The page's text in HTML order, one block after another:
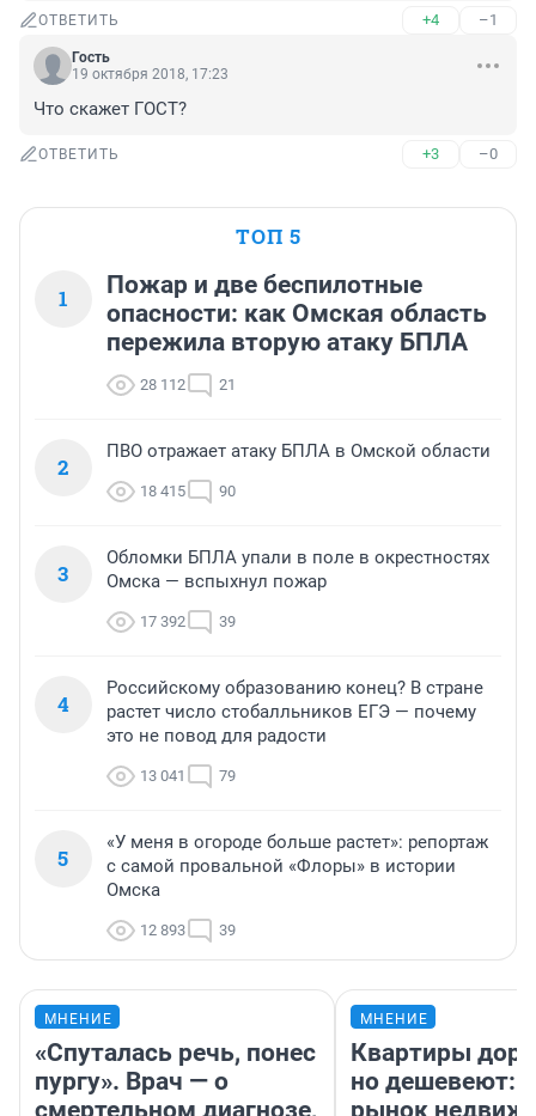
ОТВЕТИТЬ +4 –1
Гость
19 октября 2018, 17:23
Что скажет ГОСТ?
ОТВЕТИТЬ +3 –0
ТОП 5
1
Пожар и две беспилотные
опасности: как Омская область
пережила вторую атаку БПЛА
28 112 21
2
ПВО отражает атаку БПЛА в Омской области
18 415 90
3
Обломки БПЛА упали в поле в окрестностях
Омска — вспыхнул пожар
17 392 39
4
Российскому образованию конец? В стране
растет число стобалльников ЕГЭ — почему
это не повод для радости
13 041 79
5
«У меня в огороде больше растет»: репортаж
с самой провальной «Флоры» в истории
Омска
12 893 39
МНЕНИЕ
«Спуталась речь, понес
пургу». Врач — о
смертельном диагнозе,
МНЕНИЕ
Квартиры
но дешевеют:
рынок